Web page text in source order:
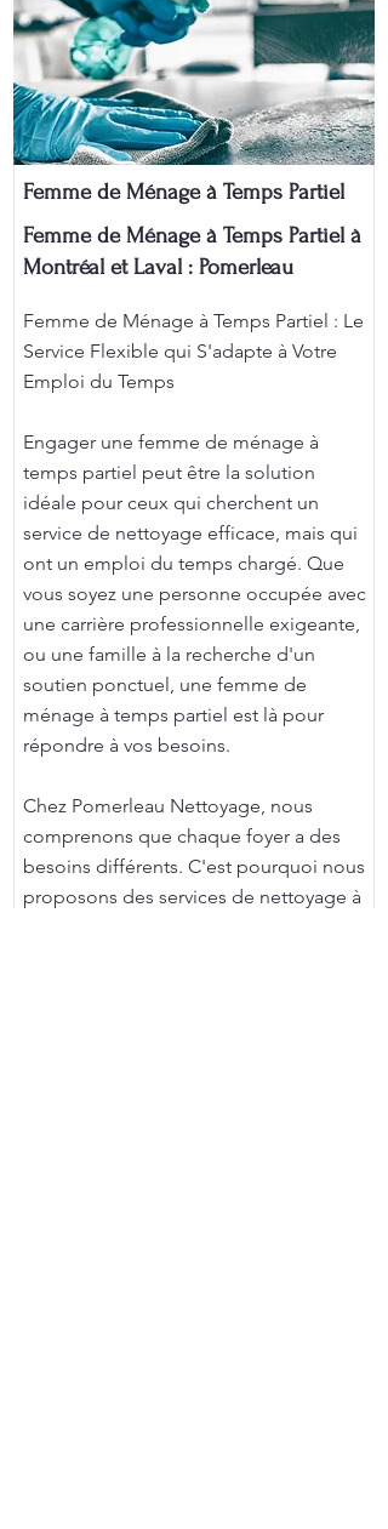
Femme de Ménage à Temps Partiel
Femme de Ménage à Temps Partiel à
Montréal et Laval : Pomerleau
Femme de Ménage à Temps Partiel : Le
Service Flexible qui S'adapte à Votre
Emploi du Temps
Engager une femme de ménage à
temps partiel peut être la solution
idéale pour ceux qui cherchent un
service de nettoyage efficace, mais qui
ont un emploi du temps chargé. Que
vous soyez une personne occupée avec
une carrière professionnelle exigeante,
ou une famille à la recherche d'un
soutien ponctuel, une femme de
ménage à temps partiel est là pour
répondre à vos besoins.
Chez Pomerleau Nettoyage, nous
comprenons que chaque foyer a des
besoins différents. C'est pourquoi nous
proposons des services de nettoyage à